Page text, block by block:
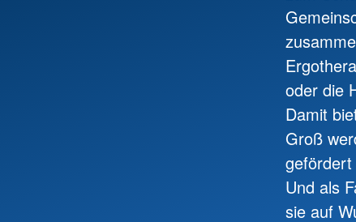
oder die
Damit
Groß
gefördert
Und als
sie auf